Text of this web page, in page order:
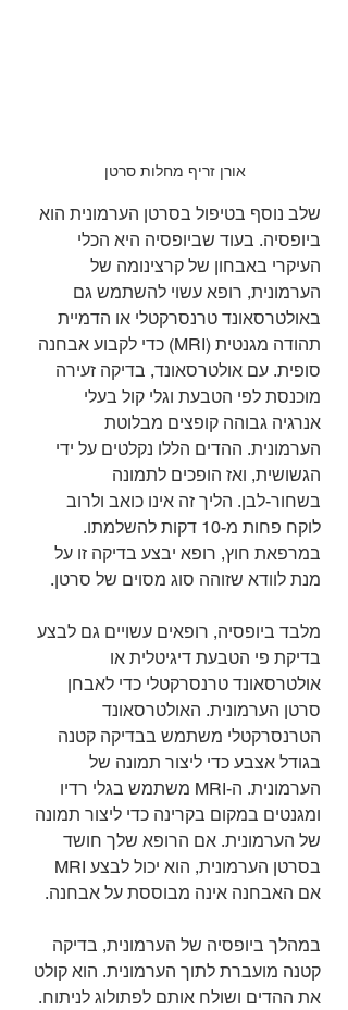
אורן זריף מחלות סרטן
שלב נוסף בטיפול בסרטן הערמונית הוא
ביופסיה. בעוד שביופסיה היא הכלי
העיקרי באבחון של קרצינומה של
הערמונית, רופא עשוי להשתמש גם
באולטרסאונד טרנסרקטלי או הדמיית
תהודה מגנטית (MRI) כדי לקבוע אבחנה
סופית. עם אולטרסאונד, בדיקה זעירה
מוכנסת לפי הטבעת וגלי קול בעלי
אנרגיה גבוהה קופצים מבלוטת
הערמונית. ההדים הללו נקלטים על ידי
הגשושית, ואז הופכים לתמונה
בשחור-לבן. הליך זה אינו כואב ולרוב
לוקח פחות מ-10 דקות להשלמתו.
במרפאת חוץ, רופא יבצע בדיקה זו על
מנת לוודא שזוהה סוג מסוים של סרטן.
מלבד ביופסיה, רופאים עשויים גם לבצע
בדיקת פי הטבעת דיגיטלית או
אולטרסאונד טרנסרקטלי כדי לאבחן
סרטן הערמונית. האולטרסאונד
הטרנסרקטלי משתמש בבדיקה קטנה
בגודל אצבע כדי ליצור תמונה של
הערמונית. ה-MRI משתמש בגלי רדיו
ומגנטים במקום בקרינה כדי ליצור תמונה
של הערמונית. אם הרופא שלך חושד
אם האבחנה אינה מבוססת על אבחנה.
במהלך ביופסיה של הערמונית, בדיקה
קטנה מועברת לתוך הערמונית. הוא קולט
את ההדים ושולח אותם לפתולוג לניתוח.